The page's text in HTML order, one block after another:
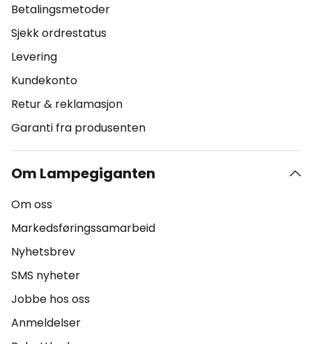
Betalingsmetoder
Sjekk ordrestatus
Levering
Kundekonto
Retur & reklamasjon
Garanti fra produsenten
Om Lampegiganten
Om oss
Markedsføringssamarbeid
Nyhetsbrev
SMS nyheter
Jobbe hos oss
Anmeldelser